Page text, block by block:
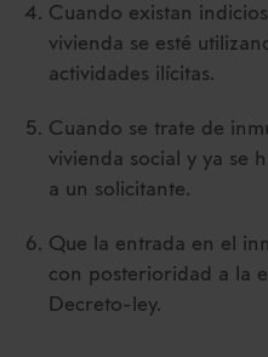
Cuando existan
vivienda se esté
actividades ilícitas.
Cuando se trate de
vivienda social y ya se
a un solicitante.
Que la entrada en el
con posterioridad a la
Decreto-ley.